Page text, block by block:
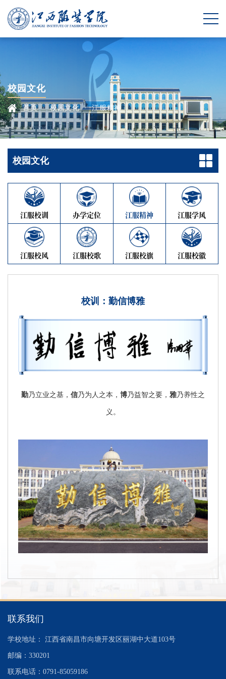
校园文化
首页·校园文化·江服精神
校园文化
江服校训 办学定位 江服精神 江服学风
江服校风 江服校歌 江服校旗 江服校徽
校训：勤信博雅
勤乃立业之基， 信乃为人之本， 博乃益智之要， 雅乃养性之
义。
联系我们
学校地址： 江西省南昌市向塘开发区丽湖中大道103号
邮编：330201
联系电话：0791-85059186